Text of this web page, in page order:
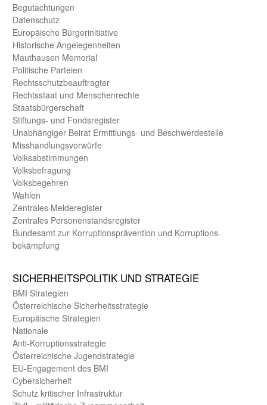
Begut­achtungen
Daten­schutz
Europäische Bürger­initiative
Historische Angelegen­heiten
Mauthausen Memorial
Politische Parteien
Rechts­schutz­beauftragter
Rechts­staat und Menschen­rechte
Staats­bürger­schaft
Stiftungs- und Fonds­register
Unab­hängiger Beirat Ermittlungs- und Beschwerde­stelle
Misshandlungs­vorwürfe
Volks­abstimmungen
Volks­befragung
Volks­begehren
Wahlen
Zentrales Melde­register
Zentrales Personen­stands­register
Bundes­amt zur Korrup­tions­prävention und Korrup­tions­
bekämpfung
SICHER­HEITS­POLITIK UND STRATEGIE
BMI Strategien
Öster­reichische Sicherheits­strategie
Europäische Strategien
Nationale
Anti-Korruptions­strategie
Öster­reichische Jugend­strategie
EU-Engagement des BMI
Cybersicherheit
Schutz kritischer Infra­struktur